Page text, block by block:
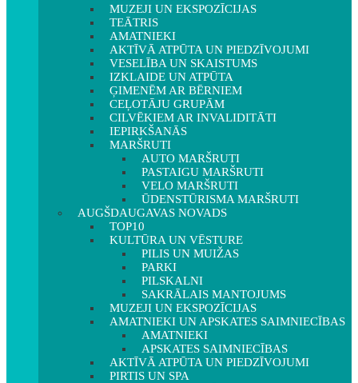
MUZEJI UN EKSPOZĪCIJAS
TEĀTRIS
AMATNIEKI
AKTĪVĀ ATPŪTA UN PIEDZĪVOJUMI
VESELĪBA UN SKAISTUMS
IZKLAIDE UN ATPŪTA
ĢIMENĒM AR BĒRNIEM
CEĻOTĀJU GRUPĀM
CILVĒKIEM AR INVALIDITĀTI
IEPIRKŠANĀS
MARŠRUTI
AUTO MARŠRUTI
PASTAIGU MARŠRUTI
VELO MARŠRUTI
ŪDENSTŪRISMA MARŠRUTI
AUGŠDAUGAVAS NOVADS
TOP10
KULTŪRA UN VĒSTURE
PILIS UN MUIŽAS
PARKI
PILSKALNI
SAKRĀLAIS MANTOJUMS
MUZEJI UN EKSPOZĪCIJAS
AMATNIEKI UN APSKATES SAIMNIECĪBAS
AMATNIEKI
APSKATES SAIMNIECĪBAS
AKTĪVĀ ATPŪTA UN PIEDZĪVOJUMI
PIRTIS UN SPA